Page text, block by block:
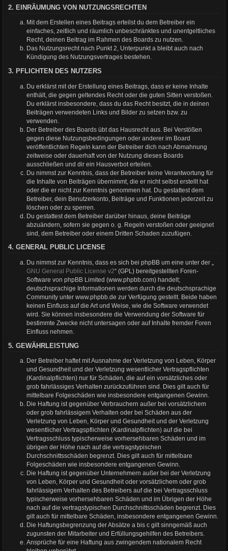
2. EINRÄUMUNG VON NUTZUNGSRECHTEN
Mit dem Erstellen eines Beitrags erteilst du dem Betreiber ein
einfaches, zeitlich und räumlich unbeschränktes und unentgeltliches
Recht, deinen Beitrag im Rahmen des Boards zu nutzen.
Das Nutzungsrecht nach Punkt 2, Unterpunkt a bleibt auch nach
Kündigung des Nutzungsvertrages bestehen.
3. PFLICHTEN DES NUTZERS
Du erklärst mit der Erstellung eines Beitrags, dass er keine Inhalte
enthält, die gegen geltendes Recht oder die guten Sitten verstoßen.
Du erklärst insbesondere, dass du das Recht besitzt, die in deinen
Beiträgen verwendeten Links und Bilder zu setzen bzw. zu
verwenden.
Der Betreiber des Boards übt das Hausrecht aus. Bei Verstößen
gegen diese Nutzungsbedingungen oder anderer im Board
veröffentlichten Regeln kann der Betreiber dich nach Abmahnung
zeitweise oder dauerhaft von der Nutzung dieses Boards
ausschließen und dir ein Hausverbot erteilen.
Du nimmst zur Kenntnis, dass der Betreiber keine Verantwortung für
die Inhalte von Beiträgen übernimmt, die er nicht selbst erstellt hat
oder die er nicht zur Kenntnis genommen hat. Du gestattest dem
Betreiber, dein Benutzerkonto, Beiträge und Funktionen jederzeit zu
löschen oder zu sperren.
Du gestattest dem Betreiber darüber hinaus, deine Beiträge
abzuändern, sofern sie gegen o. g. Regeln verstoßen oder geeignet
sind, dem Betreiber oder einem Dritten Schaden zuzufügen.
4. GENERAL PUBLIC LICENSE
Du nimmst zur Kenntnis, dass es sich bei phpBB um eine unter der „
GNU General Public License v2“ (GPL) bereitgestellten Foren-
Software von phpBB Limited (www.phpbb.com) handelt;
deutschsprachige Informationen werden durch die deutschsprachige
Community unter www.phpbb.de zur Verfügung gestellt. Beide haben
keinen Einfluss auf die Art und Weise, wie die Software verwendet
wird. Sie können insbesondere die Verwendung der Software für
bestimmte Zwecke nicht untersagen oder auf Inhalte fremder Foren
Einfluss nehmen.
5. GEWÄHRLEISTUNG
Der Betreiber haftet mit Ausnahme der Verletzung von Leben, Körper
und Gesundheit und der Verletzung wesentlicher Vertragspflichten
(Kardinalpflichten) nur für Schäden, die auf ein vorsätzliches oder
grob fahrlässiges Verhalten zurückzuführen sind. Dies gilt auch für
mittelbare Folgeschäden wie insbesondere entgangenen Gewinn.
Die Haftung ist gegenüber Verbrauchern außer bei vorsätzlichem
oder grob fahrlässigem Verhalten oder bei Schäden aus der
Verletzung von Leben, Körper und Gesundheit und der Verletzung
wesentlicher Vertragspflichten (Kardinalpflichten) auf die bei
Vertragsschluss typischerweise vorhersehbaren Schäden und im
übrigen der Höhe nach auf die vertragstypischen
Durchschnittsschäden begrenzt. Dies gilt auch für mittelbare
Folgeschäden wie insbesondere entgangenen Gewinn.
Die Haftung ist gegenüber Unternehmern außer bei der Verletzung
von Leben, Körper und Gesundheit oder vorsätzlichem oder grob
fahrlässigem Verhalten des Betreibers auf die bei Vertragsschluss
typischerweise vorhersehbaren Schäden und im Übrigen der Höhe
nach auf die vertragstypischen Durchschnittsschäden begrenzt. Dies
gilt auch für mittelbare Schäden, insbesondere entgangenen Gewinn.
Die Haftungsbegrenzung der Absätze a bis c gilt sinngemäß auch
zugunsten der Mitarbeiter und Erfüllungsgehilfen des Betreibers.
Ansprüche für eine Haftung aus zwingendem nationalem Recht